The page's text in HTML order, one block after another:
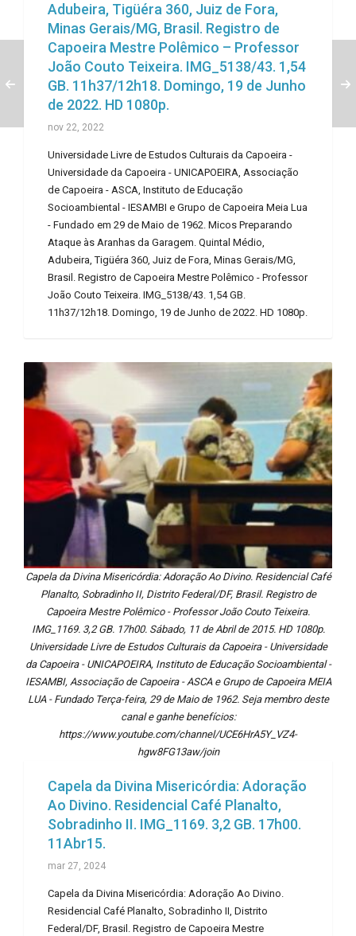
Adubeira, Tigüéra 360, Juiz de Fora,
Minas Gerais/MG, Brasil. Registro de
Capoeira Mestre Polêmico – Professor
João Couto Teixeira. IMG_5138/43. 1,54
GB. 11h37/12h18. Domingo, 19 de Junho
de 2022. HD 1080p.
nov 22, 2022
Universidade Livre de Estudos Culturais da Capoeira -
Universidade da Capoeira - UNICAPOEIRA, Associação
de Capoeira - ASCA, Instituto de Educação
Socioambiental - IESAMBI e Grupo de Capoeira Meia Lua
- Fundado em 29 de Maio de 1962. Micos Preparando
Ataque às Aranhas da Garagem. Quintal Médio,
Adubeira, Tigüéra 360, Juiz de Fora, Minas Gerais/MG,
Brasil. Registro de Capoeira Mestre Polêmico - Professor
João Couto Teixeira. IMG_5138/43. 1,54 GB.
11h37/12h18. Domingo, 19 de Junho de 2022. HD 1080p.
Capela da Divina Misericórdia: Adoração Ao Divino. Residencial Café
Planalto, Sobradinho II, Distrito Federal/DF, Brasil. Registro de
Capoeira Mestre Polêmico - Professor João Couto Teixeira.
IMG_1169. 3,2 GB. 17h00. Sábado, 11 de Abril de 2015. HD 1080p.
Universidade Livre de Estudos Culturais da Capoeira - Universidade
da Capoeira - UNICAPOEIRA, Instituto de Educação Socioambiental -
IESAMBI, Associação de Capoeira - ASCA e Grupo de Capoeira MEIA
LUA - Fundado Terça-feira, 29 de Maio de 1962. Seja membro deste
canal e ganhe benefícios:
https://www.youtube.com/channel/UCE6HrA5Y_VZ4-
hgw8FG13aw/join
Capela da Divina Misericórdia: Adoração
Ao Divino. Residencial Café Planalto,
Sobradinho II. IMG_1169. 3,2 GB. 17h00.
11Abr15.
mar 27, 2024
Capela da Divina Misericórdia: Adoração Ao Divino.
Residencial Café Planalto, Sobradinho II, Distrito
Federal/DF, Brasil. Registro de Capoeira Mestre